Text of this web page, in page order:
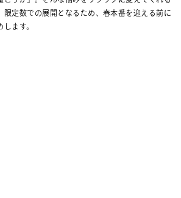
限定数での展開となるため、春本番を迎える前に
ます。